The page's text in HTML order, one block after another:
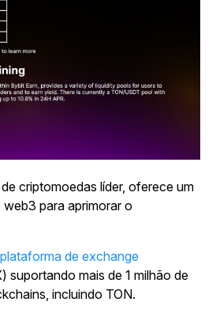
criptomoedas líder, oferece um
para aprimorar o
plataforma de exchange
suportando mais de 1 milhão de
incluindo TON.